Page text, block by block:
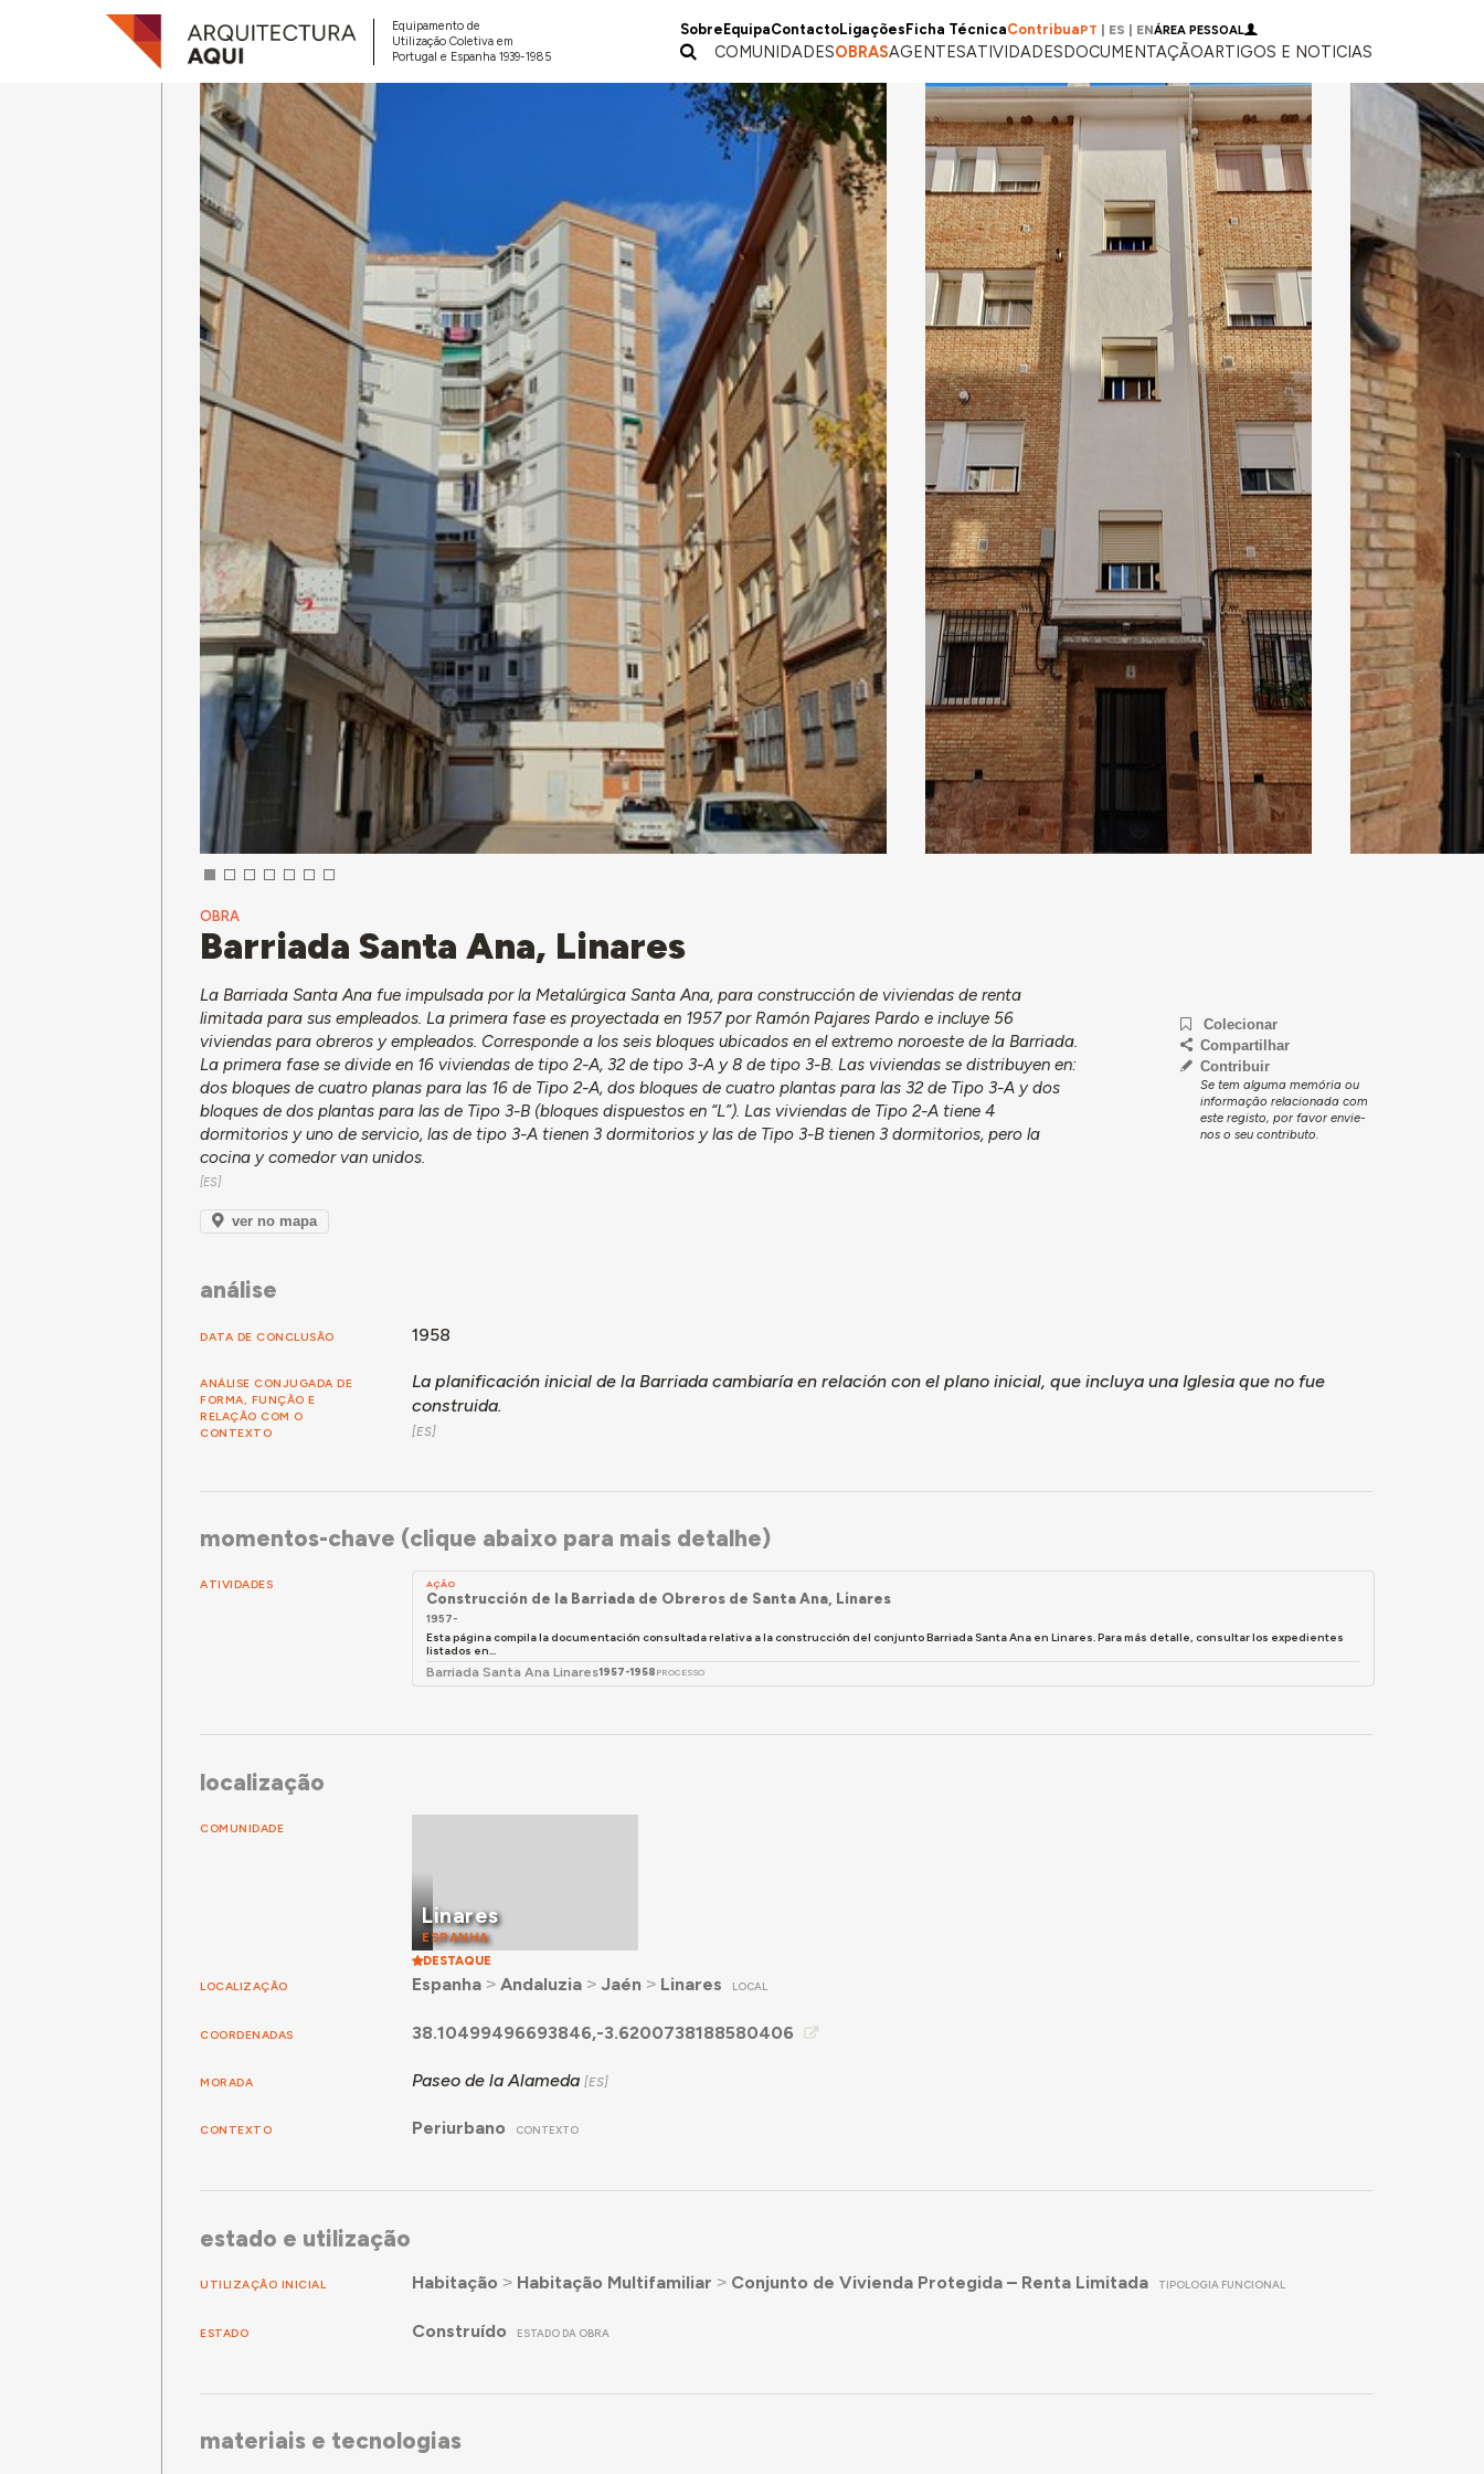
Equipamento de
Utilização Coletiva em
Portugal e Espanha 1939-1985
Sobre EquipaContactoLigações Ficha TécnicaContribuaPT ES ENÁREA PESSOAL
COMUNIDADESOBRASAGENTESATIVIDADESDOCUMENTAÇÃOARTIGOS E NOTICIAS
OBRA
Barriada Santa Ana, Linares
La Barriada Santa Ana fue impulsada por la Metalúrgica Santa Ana, para construcción de viviendas de renta
limitada para sus empleados. La primera fase es proyectada en 1957 por Ramón Pajares Pardo e incluye 56
viviendas para obreros y empleados. Corresponde a los seis bloques ubicados en el extremo noroeste de la Barriada.
La primera fase se divide en 16 viviendas de tipo 2-A, 32 de tipo 3-A y 8 de tipo 3-B. Las viviendas se distribuyen en:
dos bloques de cuatro planas para las 16 de Tipo 2-A, dos bloques de cuatro plantas para las 32 de Tipo 3-A y dos
bloques de dos plantas para las de Tipo 3-B (bloques dispuestos en “L”). Las viviendas de Tipo 2-A tiene 4
dormitorios y uno de servicio, las de tipo 3-A tienen 3 dormitorios y las de Tipo 3-B tienen 3 dormitorios, pero la
cocina y comedor van unidos.
ver no mapa
Colecionar
Compartilhar
Contribuir
Se tem alguma memória ou
informação relacionada com
este registo, por favor envie-
nos o seu contributo.
análise
DATA DE CONCLUSÃO 1958
ANÁLISE CONJUGADA DE
FORMA, FUNÇÃO E
RELAÇÃO COM O
CONTEXTO
La planificación inicial de la Barriada cambiaría en relación con el plano inicial, que incluya una Iglesia que no fue
construida.
momentos-chave (clique abaixo para mais detalhe)
ATIVIDADES AÇÃO
Construcción de la Barriada de Obreros de Santa Ana, Linares
1957-
Esta página compila la documentación consultada relativa a la construcción del conjunto Barriada Santa Ana en Linares. Para más detalle, consultar los expedientes
listados en...
Barriada Santa Ana Linares1957-1958 PROCESSO
localização
COMUNIDADE
Linares
ESPANHA
DESTAQUE
LOCALIZAÇÃO Espanha˃ Andaluzia˃ Jaén ˃ Linares LOCAL
COORDENADAS 38.10499496693846,-3.6200738188580406
MORADA Paseo de la Alameda
CONTEXTO Periurbano CONTEXTO
estado e utilização
UTILIZAÇÃO INICIAL Habitação ˃ Habitação Multifamiliar ˃ Conjunto de Vivienda Protegida – Renta Limitada TIPOLOGIA FUNCIONAL
ESTADO Construído ESTADO DA OBRA
materiais e tecnologias